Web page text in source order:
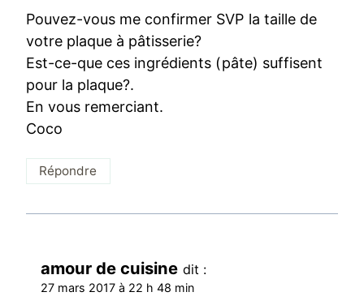
Pouvez-vous me confirmer SVP la taille de
votre plaque à pâtisserie?
Est-ce-que ces ingrédients (pâte) suffisent
pour la plaque?.
En vous remerciant.
Coco
Répondre
amour de cuisine dit :
27 mars 2017 à 22 h 48 min